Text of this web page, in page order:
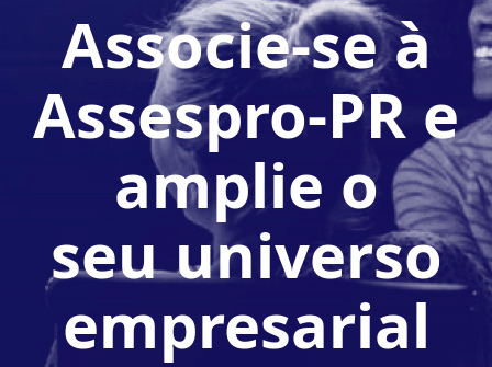
Associe-se à
Assespro-PR e
amplie o
seu universo
empresarial